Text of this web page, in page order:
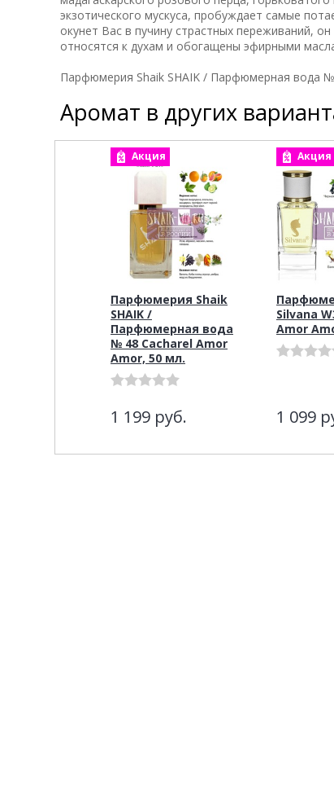
экзотического мускуса, пробуждает самые
окунет Вас в пучину страстных переживаний,
относятся к духам и обогащены эфирными
Парфюмерия Shaik SHAIK / Парфюмерная вода
Аромат в других
Акция
Парфюмерия Shaik
SHAIK /
Парфюмерная вода
№ 48 Cacharel Amor
Amor, 50 мл.
1 199 руб.
Акция
Silvana
Amor
1 099